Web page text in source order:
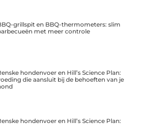
grillspit en BBQ-thermometers: slim
met meer controle
hondenvoer en Hill’s Science Plan:
die aansluit bij de behoeften van je
hondenvoer en Hill’s Science Plan: